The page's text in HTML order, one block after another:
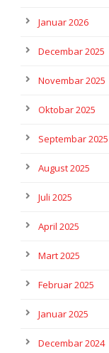
Januar 2026
Decembar 2025
Novembar 2025
Oktobar 2025
Septembar 2025
August 2025
Juli 2025
April 2025
Mart 2025
Februar 2025
Januar 2025
Decembar 2024